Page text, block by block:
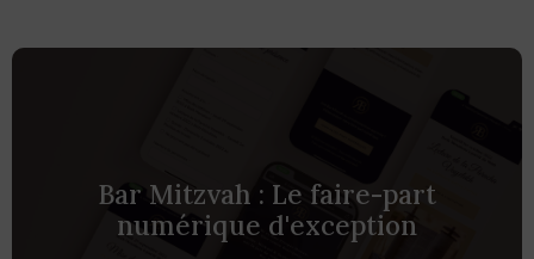
Bar Mitzvah : Le faire-part
numérique d'exception​